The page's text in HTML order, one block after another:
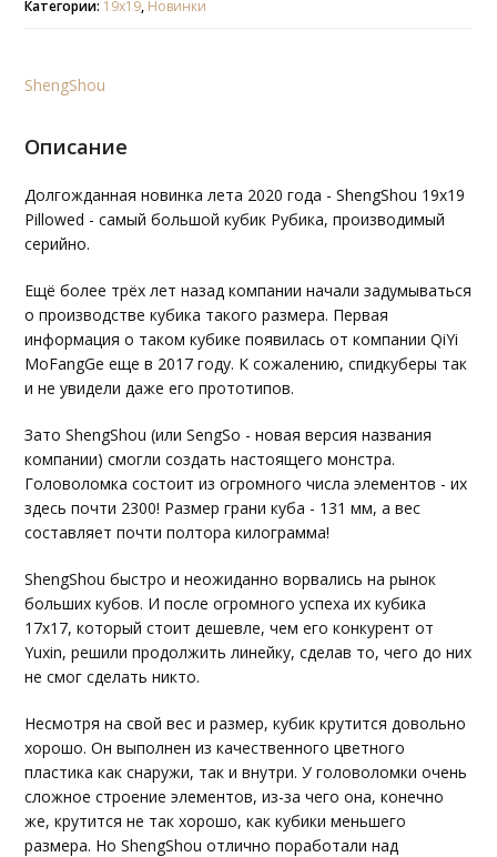
Категории: 19x19, Новинки
ShengShou
Описание
Долгожданная новинка лета 2020 года - ShengShou 19x19
Pillowed - самый большой кубик Рубика, производимый
серийно.
Ещё более трёх лет назад компании начали задумываться
о производстве кубика такого размера. Первая
информация о таком кубике появилась от компании QiYi
MoFangGe еще в 2017 году. К сожалению, спидкуберы так
и не увидели даже его прототипов.
Зато ShengShou (или SengSo - новая версия названия
компании) смогли создать настоящего монстра.
Головоломка состоит из огромного числа элементов - их
здесь почти 2300! Размер грани куба - 131 мм, а вес
составляет почти полтора килограмма!
ShengShou быстро и неожиданно ворвались на рынок
больших кубов. И после огромного успеха их кубика
17х17, который стоит дешевле, чем его конкурент от
Yuxin, решили продолжить линейку, сделав то, чего до них
не смог сделать никто.
Несмотря на свой вес и размер, кубик крутится довольно
хорошо. Он выполнен из качественного цветного
пластика как снаружи, так и внутри. У головоломки очень
сложное строение элементов, из-за чего она, конечно
же, крутится не так хорошо, как кубики меньшего
размера. Но ShengShou отлично поработали над